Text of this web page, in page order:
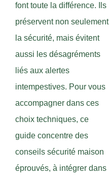
font toute la différence. Ils
préservent non seulement
la sécurité, mais évitent
aussi les désagréments
liés aux alertes
intempestives. Pour vous
accompagner dans ces
choix techniques, ce
guide concentre des
conseils sécurité maison
éprouvés, à intégrer dans